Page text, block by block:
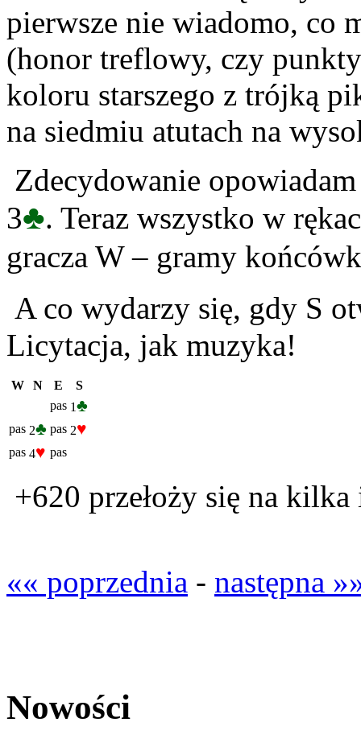
pierwsze nie wiadomo, co
(honor treflowy, czy
koloru starszego z trójką
na siedmiu atutach na
Zdecydowanie
3♣. Teraz wszystko w
gracza W – gramy
A co wydarzy się, gdy S
Licytacja, jak muzyka!
W N E
S
pas 1♣
pas 2♣ pas 2♥
pas 4♥ pas
+620 przełoży się na
«« poprzednia - następna
Nowości